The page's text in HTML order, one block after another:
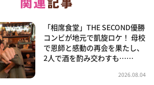
「相席食堂」THE SECOND優勝
コンビが地元で凱旋ロケ！ 母校
で恩師と感動の再会を果たし、
2人で酒を酌み交わすも……
2026.08.04